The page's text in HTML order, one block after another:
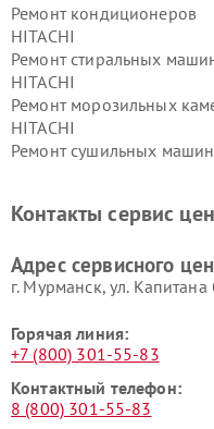
Ремонт кондиционеров
HITACHI
Ремонт стиральных
HITACHI
Ремонт морозильных
HITACHI
Ремонт сушильных машин
данных HITACHI
HITACHI
Контакты сервис
Адрес сервисного
г. Мурманск, ул.
Горячая линия:
+7 (800) 301-55-83
Контактный телефон:
8 (800) 301-55-83